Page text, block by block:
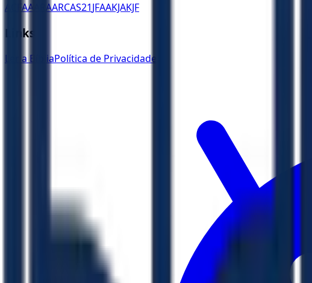
ACFAA ARAARCAS21JFAAKJAKJF
Links
Ler a BíbliaPolítica de Privacidade